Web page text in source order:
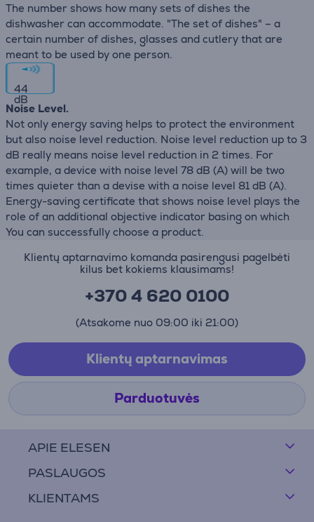
The number shows how many sets of dishes the
dishwasher can accommodate. "The set of dishes" – a
certain number of dishes, glasses and cutlery that are
meant to be used by one person.
44
dB
Noise Level.
Not only energy saving helps to protect the environment
but also noise level reduction. Noise level reduction up to 3
dB really means noise level reduction in 2 times. For
example, a device with noise level 78 dB (А) will be two
times quieter than a devise with a noise level 81 dB (А).
Energy-saving certificate that shows noise level plays the
role of an additional objective indicator basing on which
You can successfully choose a product.
APIE ELESEN
PASLAUGOS
KLIENTAMS
Klientų aptarnavimo komanda pasirengusi pagelbėti
kilus bet kokiems klausimams!
+370 4 620 0100
(Atsakome nuo 09:00 iki 21:00)
Klientų aptarnavimas
Parduotuvės